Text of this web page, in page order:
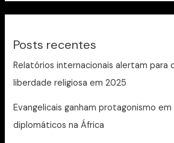
Posts recentes
Relatórios internacionais alertam para
liberdade religiosa em 2025
Evangelicais ganham protagonismo
diplomáticos na África